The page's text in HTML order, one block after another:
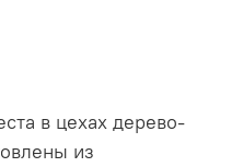
в цехах дерево-
из